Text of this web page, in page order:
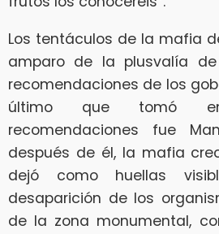
Los tentáculos de la mafia
amparo de la plusvalía
recomendaciones de los
último que tomó
recomendaciones fue
después de él, la mafia
dejó como huellas
desaparición de los
de la zona monumental,